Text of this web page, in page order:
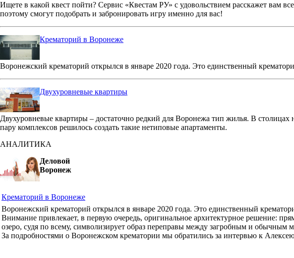
Ищете в какой квест пойти? Сервис «Квестам РУ» с удовольствием расскажет вам
поэтому смогут подобрать и забронировать игру именно для вас!
Крематорий в Воронеже
Воронежский крематорий открылся в январе 2020 года. Это единственный
Двухуровневые квартиры
Двухуровневые квартиры – достаточно редкий для Воронежа тип жилья. В
пару комплексов решилось создать такие нетиповые апартаменты.
АНАЛИТИКА
Деловой
Воронеж
Крематорий в Воронеже
Воронежский крематорий открылся в январе 2020 года. Это единственный
Внимание привлекает, в первую очередь, оригинальное архитектурное решение:
озеро, судя по всему, символизирует образ переправы между загробным и
За подробностями о Воронежском крематории мы обратились за интервью к